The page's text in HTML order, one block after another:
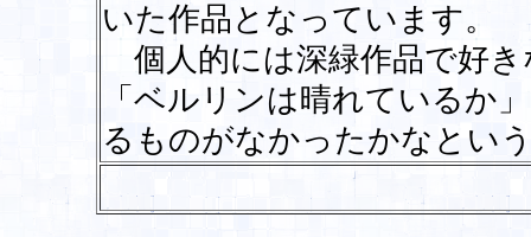
いた作品となっています。
個人的には深緑作品で好
「ベルリンは晴れているか
るものがなかったかなとい